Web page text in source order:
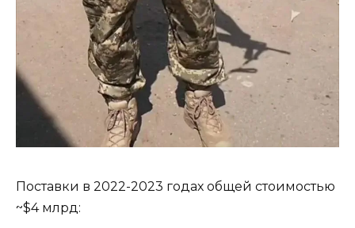
Поставки в 2022-2023 годах общей стоимостью
~$4 млрд: